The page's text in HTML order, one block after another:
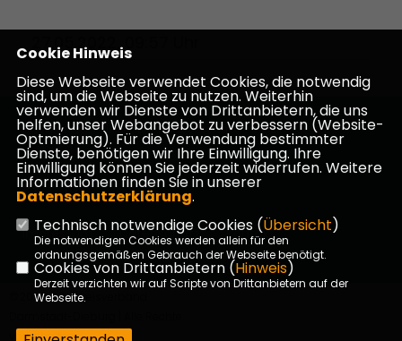
27.05.2022, 09:57 Uhr
Homepage des CDU Kreisverbandes Darmstadt-
Dieburg
Impressum Datenschutz Kontakt
©2026 CDU Kreisverband
vorbehalten.
Cookie Hinweis
Diese Webseite verwendet Cookies, die notwendig
sind, um die Webseite zu nutzen. Weiterhin
verwenden wir Dienste von Drittanbietern, die uns
helfen, unser Webangebot zu verbessern (Website-
Optmierung). Für die Verwendung bestimmter
Dienste, benötigen wir Ihre Einwilligung. Ihre
Einwilligung können Sie jederzeit widerrufen. Weitere
Informationen finden Sie in unserer
Datenschutzerklärung.
Technisch notwendige Cookies (Übersicht)
Die notwendigen Cookies werden allein für den
ordnungsgemäßen Gebrauch der Webseite benötigt.
Cookies von Drittanbietern (Hinweis)
Derzeit verzichten wir auf Scripte von Drittanbietern auf der
Webseite.